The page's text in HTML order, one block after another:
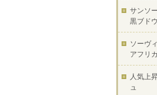
サンソ
黒ブド
ソーヴ
アフリ
人気上
ュ